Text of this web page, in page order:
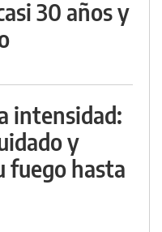
30 años y
intensidad:
y
fuego hasta